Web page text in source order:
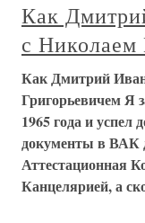
Как
с Николаем
Как Дмитрий
Григорьевичем Я
1965 года и успел
документы в ВАК
Аттестационная
Канцелярией, а